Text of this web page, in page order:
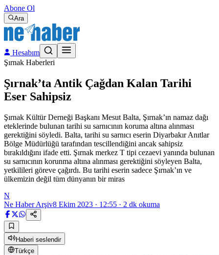
Abone Ol
Ara
Hesabım
Şırnak Haberleri
Şırnak’ta Antik Çağdan Kalan Tarihi
Eser Sahipsiz
Şırnak Kültür Derneği Başkanı Mesut Balta, Şırnak’ın namaz dağı
eteklerinde bulunan tarihi su sarnıcının koruma altına alınması
gerektiğini söyledi. Balta, tarihi su sarnıcı eserin Diyarbakır Anıtlar
Bölge Müdürlüğü tarafından tescillendiğini ancak sahipsiz
bırakıldığını ifade etti. Şırnak merkez T tipi cezaevi yanında bulunan
su sarnıcının korunma altına alınması gerektiğini söyleyen Balta,
yetkilileri göreve çağırdı. Bu tarihi eserin sadece Şırnak’ın ve
ülkemizin değil tüm dünyanın bir miras
N
Ne Haber Arşiv8 Ekim 2023 · 12:55 · 2 dk okuma
Haberi seslendir
Türkçe